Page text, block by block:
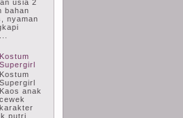
usia 2
bahan
nyaman
Kostum
Supergirl
Kostum
Supergirl
Kaos anak
cewek
karakter
putri